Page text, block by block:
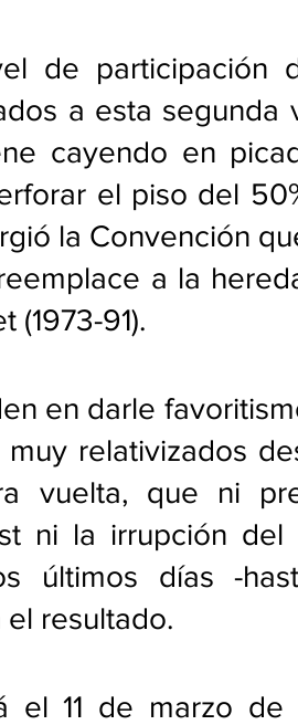
de participación
a esta segunda
cayendo en
el piso del
la Convención
a la
(1973-91).
en darle
relativizados
vuelta, que ni
ni la irrupción del
últimos días -
resultado.
el 11 de marzo